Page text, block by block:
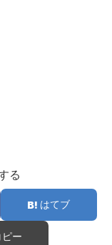
る
はてブ
ピー